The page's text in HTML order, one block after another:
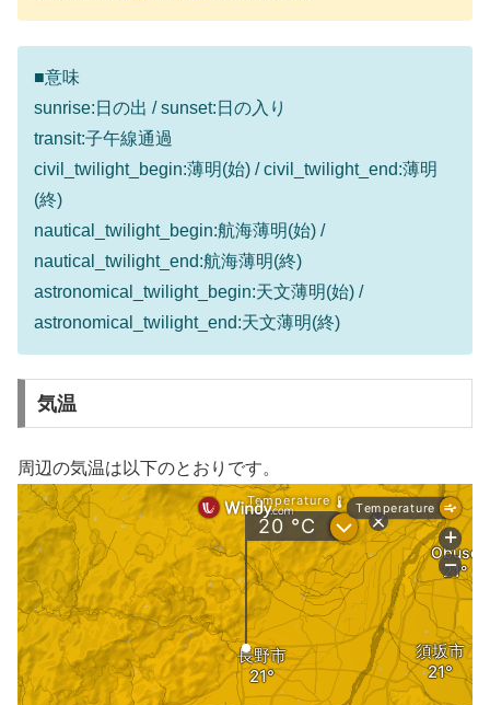
■意味
sunrise:日の出 / sunset:日の入り
transit:子午線通過
civil_twilight_begin:薄明(始) / civil_twilight_end:薄明
(終)
nautical_twilight_begin:航海薄明(始) /
nautical_twilight_end:航海薄明(終)
astronomical_twilight_begin:天文薄明(始) /
astronomical_twilight_end:天文薄明(終)
気温
周辺の気温は以下のとおりです。